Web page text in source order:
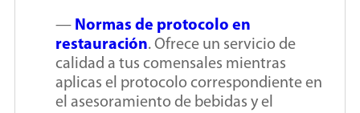
— Normas de protocolo en
restauración. Ofrece un servicio de
calidad a tus comensales mientras
aplicas el protocolo correspondiente en
el asesoramiento de bebidas y el